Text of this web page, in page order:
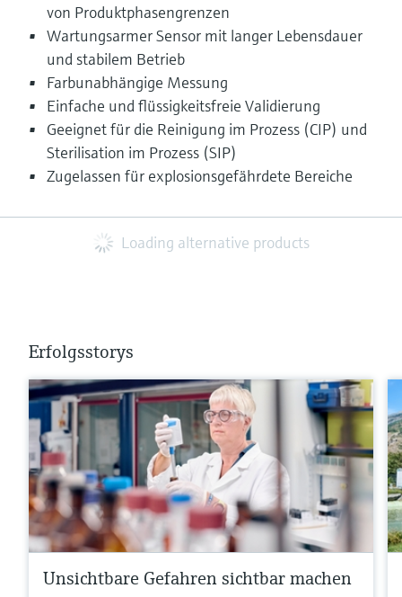
von Produktphasengrenzen
Wartungsarmer Sensor mit langer Lebensdauer
und stabilem Betrieb
Farbunabhängige Messung
Einfache und flüssigkeitsfreie Validierung
Geeignet für die Reinigung im Prozess (CIP) und
Sterilisation im Prozess (SIP)
Zugelassen für explosionsgefährdete Bereiche
Loading alternative products
Erfolgsstorys
Unsichtbare Gefahren sichtbar machen